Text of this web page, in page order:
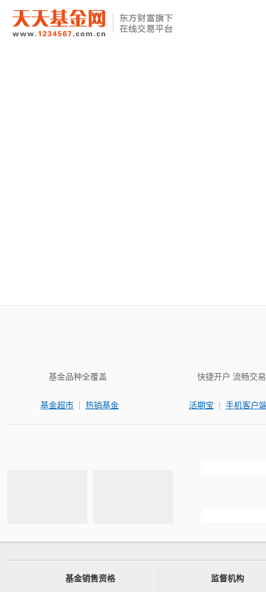
基金品种全覆盖
基金超市 | 热销基金
快捷开户 流畅交易
活期宝 | 手机客户
基金销售资格 监督机构